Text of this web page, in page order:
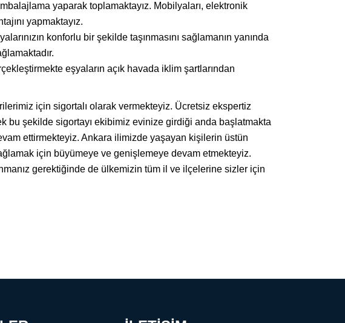
yaparak toplamaktayız. Mobilyaları, elektronik
yapmaktayız.
konforlu bir şekilde taşınmasını sağlamanın yanında
eşyaların açık havada iklim şartlarından
için sigortalı olarak vermekteyiz. Ücretsiz ekspertiz
bu şekilde sigortayı ekibimiz evinize girdiği anda başlatmakta
ettirmekteyiz. Ankara ilimizde yaşayan kişilerin üstün
için büyümeye ve genişlemeye devam etmekteyiz.
gerektiğinde de ülkemizin tüm il ve ilçelerine sizler için